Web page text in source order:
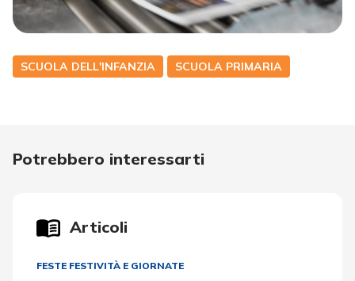
SCUOLA DELL'INFANZIA SCUOLA PRIMARIA
Potrebbero interessarti
Articoli
FESTE FESTIVITÀ E GIORNATE